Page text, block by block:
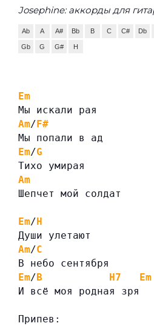
Josephine: аккорды для
Ab A A# Bb B C C# Db
Gb G G# H
Em
Мы искали рая
Am/F#
Мы попали в ад
Em/G
Тихо умирая
Am
Шепчет мой солдат
Em/H
Души улетают
Am/C
В небо сентября
Em/B H7
Em
И всё моя родная зря
Припев: